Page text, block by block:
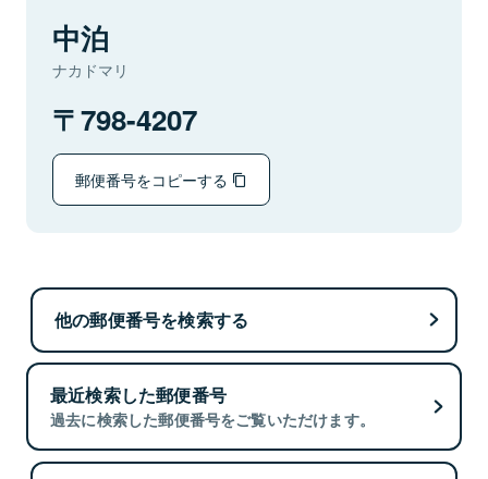
中泊
ナカドマリ
798-4207
郵便番号をコピーする
他の郵便番号を検索する
最近検索した郵便番号
過去に検索した郵便番号をご覧いただけます。